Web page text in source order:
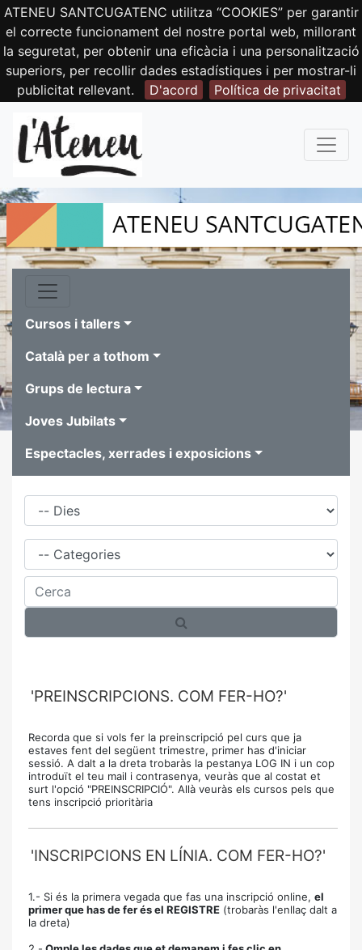
ATENEU SANTCUGATENC utilitza “COOKIES” per garantir
el correcte funcionament del nostre portal web, millorant
la seguretat, per obtenir una eficàcia i una personalització
superiors, per recollir dades estadístiques i per mostrar-li
publicitat rellevant.
D'acord Política de privacitat
Cursos i tallers
Català per a tothom
Grups de lectura
Joves Jubilats
Espectacles, xerrades i exposicions
Dies
Família
Cerca
'PREINSCRIPCIONS. COM FER-HO?'
Recorda que si vols fer la preinscripció pel curs que ja
estaves fent del següent trimestre, primer has d'iniciar
sessió. A dalt a la dreta trobaràs la pestanya LOG IN i un cop
introduït el teu mail i contrasenya, veuràs que al costat et
surt l'opció "PREINSCRIPCIÓ". Allà veuràs els cursos pels que
tens inscripció prioritària
'INSCRIPCIONS EN LÍNIA. COM FER-HO?'
1.- Si és la primera vegada que fas una inscripció online, el
primer que has de fer és el REGISTRE (trobaràs l'enllaç dalt a
la dreta)